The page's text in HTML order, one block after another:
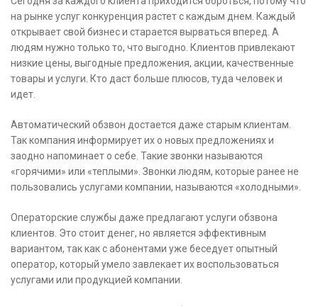
на рынке услуг конкуренция растет с каждым днем. Каждый
открывает свой бизнес и старается вырваться вперед. А
людям нужно только то, что выгодно. Клиентов привлекают
низкие цены, выгодные предложения, акции, качественные
товары и услуги. Кто даст больше плюсов, туда человек и
идет.
Автоматический обзвон достается даже старым клиентам.
Так компания информирует их о новых предложениях и
заодно напоминает о себе. Такие звонки называются
«горячими» или «теплыми». Звонки людям, которые ранее не
пользовались услугами компании, называются «холодными».
Операторские службы даже предлагают услуги обзвона
клиентов. Это стоит денег, но является эффективным
вариантом, так как с абонентами уже беседует опытный
оператор, который умело завлекает их воспользоваться
услугами или продукцией компании.